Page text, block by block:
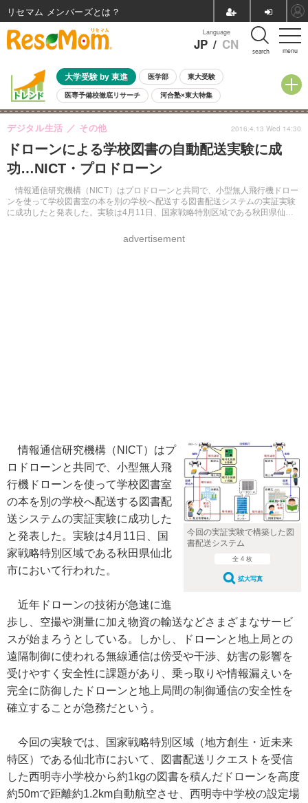
menu
Language
JP / CN search
大学受験 by 東進 医学部 東大受験
医専予備校徹底リサーチ 河合塾×東大特集
親子で考える大学選び 高校受験 中学受験 小学校受験
共通テスト 夏休み
8月開催イベント・WS 全国公立高校 過去問 人気記事
自由研究教材（小学生向け） 自由研究教材（中学生向け）
ドローンによる学校図書の自動配送実験に成
功…NICT・プロドローン
情報通信研究機構（NICT）はプロドローンと共同で、小型無人飛行機ドロー
ンを使って学校図書室の本を別の学校へ配送する図書配送システムの実証実験
に成功したと発表した。実験は4月11日、国家戦略特別区域である秋田県仙北
デジタル生活 その他
advertisement
2016.4.13 Wed 14:30
今回の実証実験で構築した図
書配送システム
全 4 枚
拡大写真
情報通信研究機構（NICT）はプ
ロドローンと共同で、小型無人飛
行機ドローンを使って学校図書室
の本を別の学校へ配送する図書配
送システムの実証実験に成功した
と発表した。実験は4月11日、国
家戦略特別区域である秋田県仙北
市において行われた。
近年ドローンの技術が急速に進
歩し、空撮や測量に加え物資の輸送などさまざまなサービ
スが始まろうとしている。しかし、ドローンと地上局との
遠隔制御に使われる無線通信は傍受や干渉、妨害の影響を
受けやすく安全性に課題があり、乗っ取りや情報漏えいを
完全に防御したドローンと地上局間の制御通信の安全性を
確立することが急務だという。
今回の実験では、国家戦略特別区域（地方創生・近未来
特区）である仙北市において、図書配送リクエストを受信
した西明寺小学校から約1kgの図書を積んだドローンを高度
約50mで距離約1.2km自動航空させ、西明寺中学校の設定場
リセマム メンバーズ